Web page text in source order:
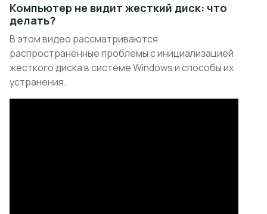
Компьютер не видит жесткий диск: что
делать?
В этом видео рассматриваются
распространенные проблемы с инициализацией
жесткого диска в системе Windows и способы их
устранения.